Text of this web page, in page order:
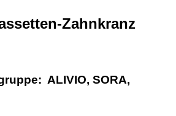
Zahnkranz
ALIVIO, SORA,